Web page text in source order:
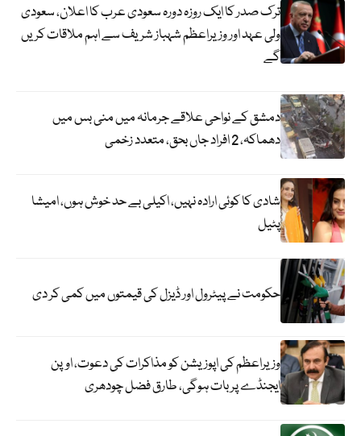
ترک صدر کا ایک روزہ دورہ سعودی عرب کا اعلان، سعودی
ولی عہد اور وزیراعظم شہباز شریف سے اہم ملاقات کریں
گے
دمشق کے نواحی علاقے جرمانہ میں منی بس میں
دھماکہ، 2 افراد جاں بحق، متعدد زخمی
شادی کا کوئی ارادہ نہیں، اکیلی بے حد خوش ہوں، امیشا
پٹیل
حکومت نے پیٹرول اور ڈیزل کی قیمتوں میں کمی کر دی
وزیراعظم کی اپوزیشن کو مذاکرات کی دعوت، اوپن
ایجنڈے پر بات ہوگی، طارق فضل چودھری